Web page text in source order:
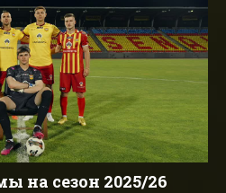
на сезон 2025/26